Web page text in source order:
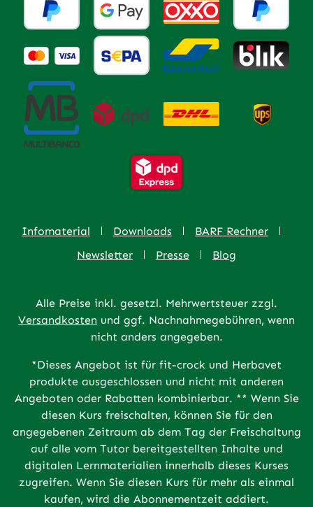
Infomaterial Downloads
BARF Rechner
Newsletter
Presse Blog
Alle Preise inkl. gesetzl. Mehrwertsteuer zzgl.
Versandkosten und ggf. Nachnahmegebühren, wenn
nicht anders angegeben.
*Dieses Angebot ist für fit-crock und Herbavet
produkte ausgeschlossen und nicht mit anderen
Angeboten oder Rabatten kombinierbar. ** Wenn Sie
diesen Kurs freischalten, können Sie für den
angegebenen Zeitraum ab dem Tag der Freischaltung
auf alle vom Tutor bereitgestellten Inhalte und
digitalen Lernmaterialien innerhalb dieses Kurses
zugreifen. Wenn Sie diesen Kurs für mehr als einmal
kaufen, wird die Abonnementzeit addiert.